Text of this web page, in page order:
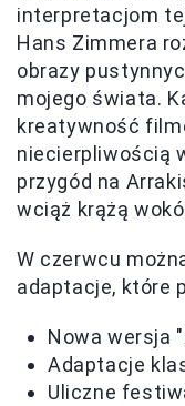
interpretacjom
Hans Zimmera
obrazy
mojego świata.
kreatywność
niecierpliwością
przygód na
wciąż krążą
W czerwcu
adaptacje, które
Nowa wersja
Adaptacje
Uliczne